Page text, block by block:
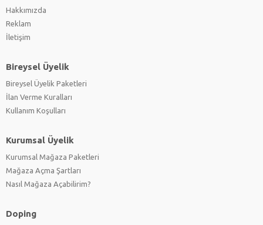
Hakkımızda
Reklam
İletişim
Bireysel Üyelik
Bireysel Üyelik Paketleri
İlan Verme Kuralları
Kullanım Koşulları
Kurumsal Üyelik
Kurumsal Mağaza Paketleri
Mağaza Açma Şartları
Nasıl Mağaza Açabilirim?
Doping